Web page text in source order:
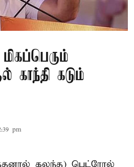
காந்தி கடும்
pm
கலந்த) பெட்ரோல்